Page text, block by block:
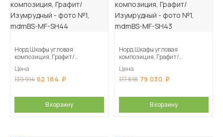
Норд Шкафы угловая
композиция, Графит/
Цена
139 914 62 184
В корзину
Норд Шкафы угловая
композиция, Графит/
Цена
177 818 79 030
В корзину